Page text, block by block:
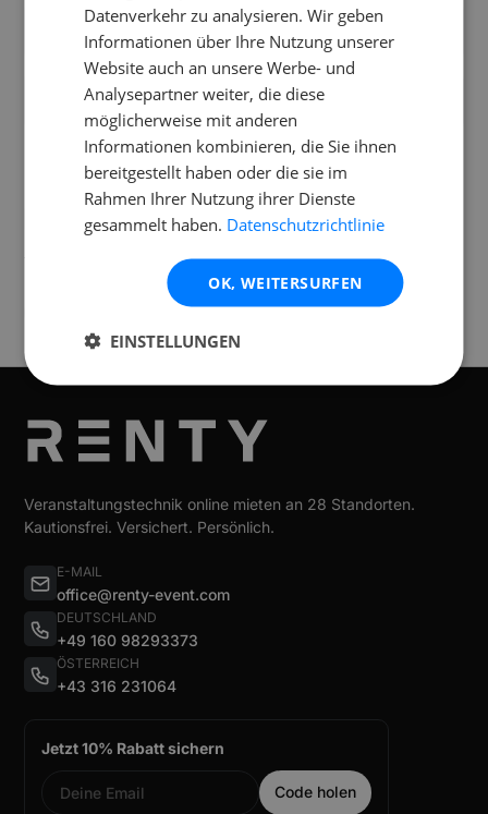
Wie wird das Display transportiert?
Was ist im Mietumfang enthalten?
Verfügbar an folgendenStandorten
Veranstaltungstechnik online mieten an 28 Standorten.
Kautionsfrei. Versichert. Persönlich.
E-MAIL
office@renty-event.com
DEUTSCHLAND
+49 160 98293373
ÖSTERREICH
+43 316 231064
Jetzt 10% Rabatt sichern
Datenverkehr zu analysieren. Wir geben
Informationen über Ihre Nutzung unserer
Website auch an unsere Werbe- und
Analysepartner weiter, die diese
möglicherweise mit anderen
Informationen kombinieren, die Sie ihnen
bereitgestellt haben oder die sie im
Rahmen Ihrer Nutzung ihrer Dienste
gesammelt haben. Datenschutzrichtlinie
OK, WEITERSURFEN
EINSTELLUNGEN